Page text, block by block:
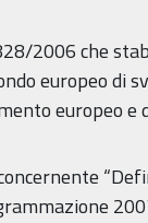
2006 che
europeo di
europeo e